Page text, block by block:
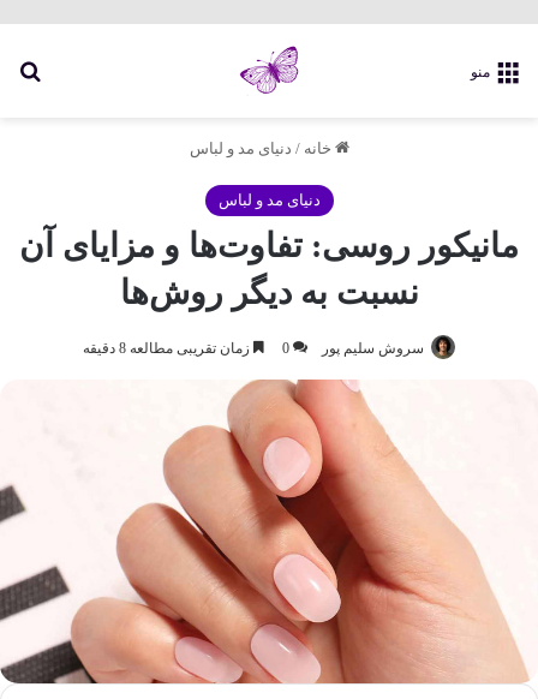
منو
خانه / دنیای مد و لباس
دنیای مد و لباس
مانیکور روسی: تفاوت‌ها و مزایای آن
نسبت به دیگر روش‌ها
سروش سلیم پور 0 زمان تقریبی مطالعه 8 دقیقه